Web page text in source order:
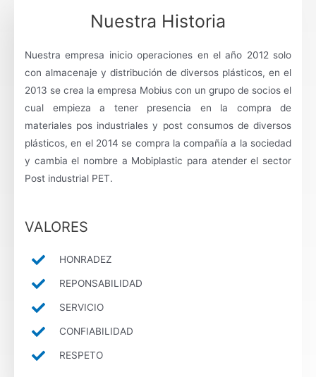
Nuestra Historia
Nuestra empresa inicio operaciones en el año 2012 solo
con almacenaje y distribución de diversos plásticos, en el
2013 se crea la empresa Mobius con un grupo de socios el
cual empieza a tener presencia en la compra de
materiales pos industriales y post consumos de diversos
plásticos, en el 2014 se compra la compañía a la sociedad
y cambia el nombre a Mobiplastic para atender el sector
Post industrial PET.
VALORES
HONRADEZ
REPONSABILIDAD
SERVICIO
CONFIABILIDAD
RESPETO